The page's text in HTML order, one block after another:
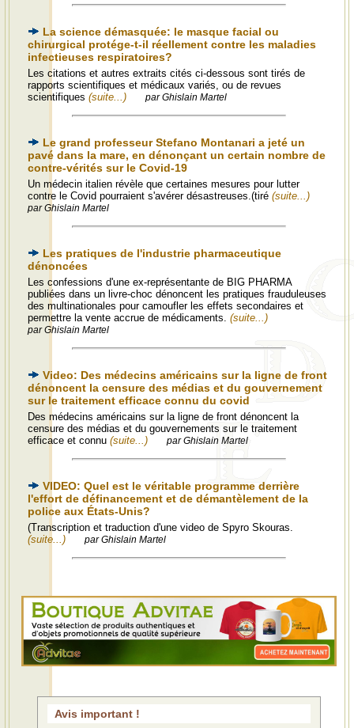
La science démasquée: le masque facial ou
chirurgical protége-t-il réellement contre les maladies
infectieuses respiratoires?
Les citations et autres extraits cités ci-dessous sont tirés de
rapports scientifiques et médicaux variés, ou de revues
scientifiques (suite...) par Ghislain Martel
Le grand professeur Stefano Montanari a jeté un
pavé dans la mare, en dénonçant un certain nombre de
contre-vérités sur le Covid-19
Un médecin italien révèle que certaines mesures pour lutter
contre le Covid pourraient s'avérer désastreuses.(tiré (suite...)
par Ghislain Martel
Les pratiques de l'industrie pharmaceutique
dénoncées
Les confessions d'une ex-représentante de BIG PHARMA
publiées dans un livre-choc dénoncent les pratiques frauduleuses
des multinationales pour camoufler les effets secondaires et
permettre la vente accrue de médicaments. (suite...)
par Ghislain Martel
Video: Des médecins américains sur la ligne de front
dénoncent la censure des médias et du gouvernement
sur le traitement efficace connu du covid
Des médecins américains sur la ligne de front dénoncent la
censure des médias et du gouvernements sur le traitement
efficace et connu (suite...) par Ghislain Martel
VIDEO: Quel est le véritable programme derrière
l'effort de définancement et de démantèlement de la
police aux États-Unis?
(Transcription et traduction d'une video de Spyro Skouras.
(suite...)
par Ghislain Martel
Avis important !